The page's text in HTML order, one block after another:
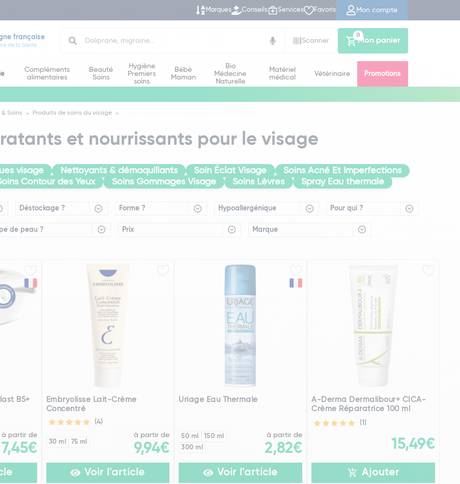
Marques Conseils Services Favoris Mon compte
française
de la Santé
Scanner
Mon panier
0
Compléments
alimentaires
Beauté
Soins
Hygiène
Premiers
soins
Bébé
Maman
Bio
Médecine
Naturelle
Matériel
médical
Vétérinaire Promotions
Soins Produits de soins du visage
et nourrissants pour le visage
visage Nettoyants & démaquillants Soin Éclat Visage
Soins Acné Et Imperfections
Contour des Yeux Soins Gommages Visage Soins Lèvres Spray Eau thermale
Déstockage ? Forme ? Hypoallergénique Pour qui ?
de peau ? Prix Marque
B5+
à partir de
7,45€
Embryolisse Lait-Crème
Concentré
(4)
30 ml 75 ml
à partir de
9,94€
Voir l'article
Uriage Eau Thermale
50 ml
150 ml
300 ml
à partir de
2,82€
Voir l'article
A-Derma Dermalibour+ CICA-
Crème Réparatrice 100 ml
(1)
15,49€
Ajouter